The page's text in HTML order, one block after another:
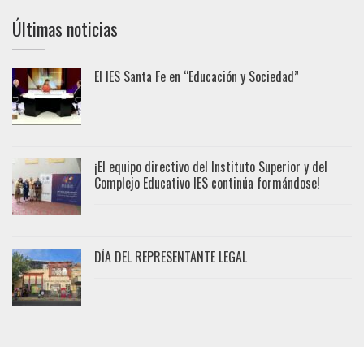
Últimas noticias
El IES Santa Fe en “Educación y Sociedad”
¡El equipo directivo del Instituto Superior y del
Complejo Educativo IES continúa formándose!
DÍA DEL REPRESENTANTE LEGAL